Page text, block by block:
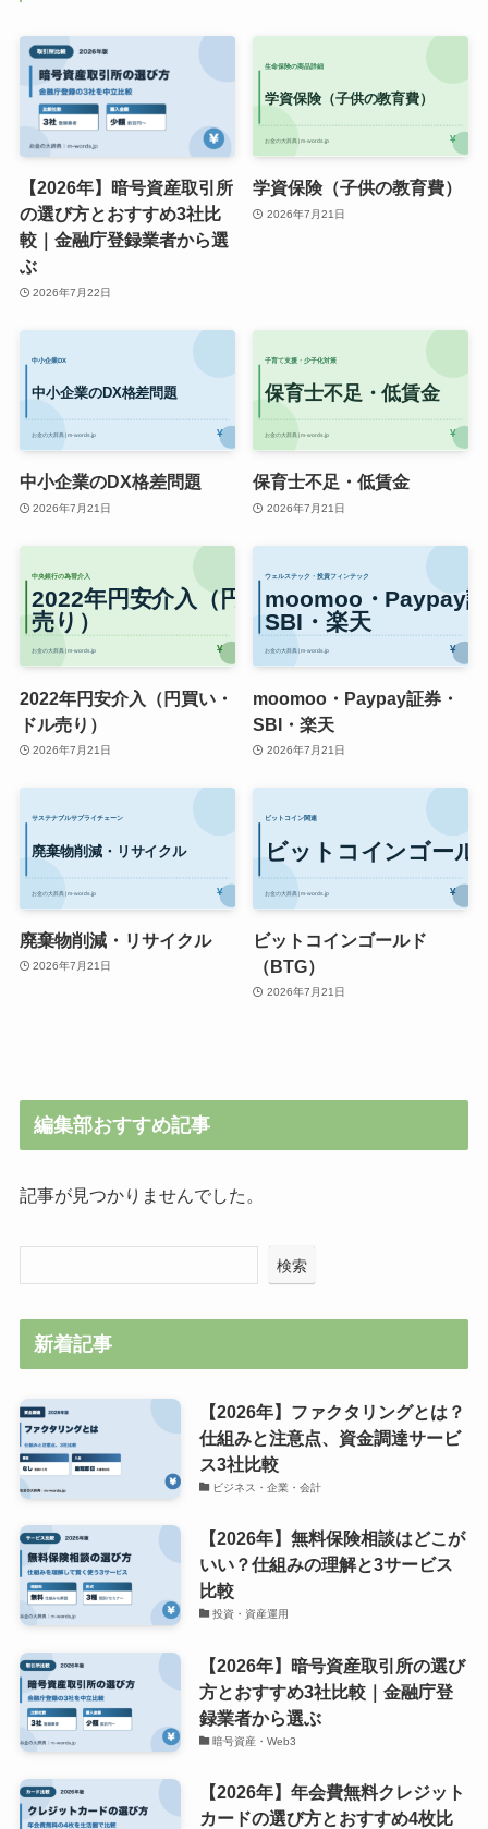
【2026年】暗号資産取引所
の選び方とおすすめ3社比
較｜金融庁登録業者から選
ぶ
2026年7月22日
学資保険（子供の教育費）
2026年7月21日
中小企業のDX格差問題
2026年7月21日
保育士不足・低賃金
2026年7月21日
2022年円安介入（円買い・
ドル売り）
2026年7月21日
moomoo・Paypay証券・
SBI・楽天
2026年7月21日
廃棄物削減・リサイクル
2026年7月21日
ビットコインゴールド
（BTG）
2026年7月21日
編集部おすすめ記事
記事が見つかりませんでした。
検索
新着記事
【2026年】ファクタリングとは？
仕組みと注意点、資金調達サービ
ス3社比較
ビジネス・企業・会計
【2026年】無料保険相談はどこが
いい？仕組みの理解と3サービス
比較
投資・資産運用
【2026年】暗号資産取引所の選び
方とおすすめ3社比較｜金融庁登
録業者から選ぶ
暗号資産・Web3
【2026年】年会費無料クレジット
カードの選び方とおすすめ4枚比